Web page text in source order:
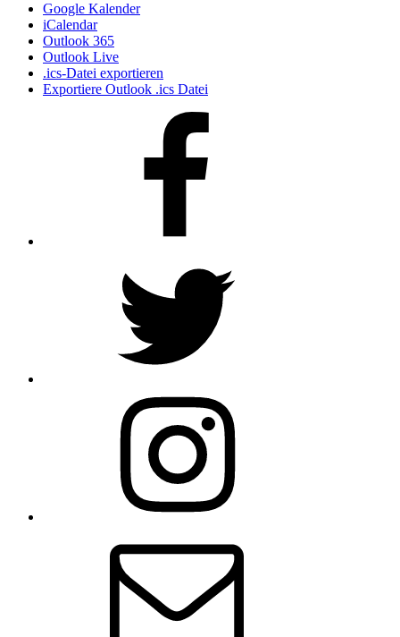
Google Kalender
iCalendar
Outlook 365
Outlook Live
.ics-Datei exportieren
Exportiere Outlook .ics Datei